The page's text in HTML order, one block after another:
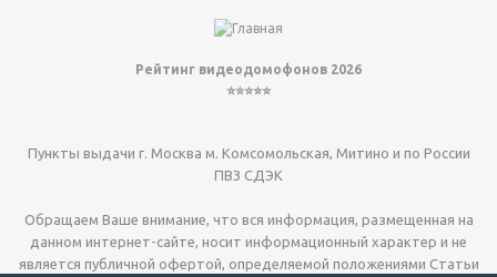
Рейтинг видеодомофонов 2026
⭐⭐⭐⭐⭐
Пункты выдачи г. Москва м. Комсомольская, Митино и по России
ПВЗ СДЭК
Обращаем Ваше внимание, что вся информация, размещенная на
данном интернет-сайте, носит информационный характер и не
является публичной офертой, определяемой положениями Статьи